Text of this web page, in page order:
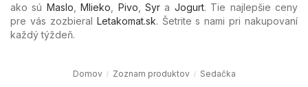
ako sú Maslo ,Mlieko Pivo ,Syr a Jogurt. Tie najlepšie ceny
pre vás zozbieral Letakomat.sk. Šetrite s nami pri nakupovaní
každý týždeň.
Domov Zoznam produktov Sedačka